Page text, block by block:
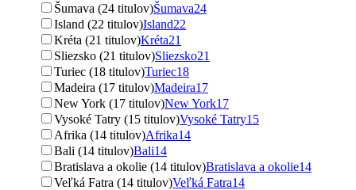
Šumava (24 titulov)Šumava24
Island (22 titulov)Island22
Kréta (21 titulov)Kréta21
Sliezsko (21 titulov)Sliezsko21
Turiec (18 titulov)Turiec18
Madeira (17 titulov)Madeira17
New York (17 titulov)New York17
Vysoké Tatry (15 titulov)Vysoké Tatry15
Afrika (14 titulov)Afrika14
Bali (14 titulov)Bali14
Bratislava a okolie (14 titulov)Bratislava a okolie14
Veľká Fatra (14 titulov)Veľká Fatra14